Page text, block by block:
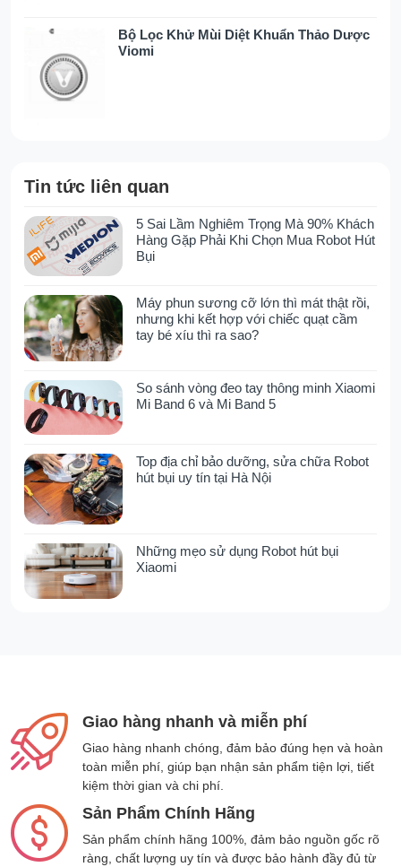
Bộ Lọc Khử Mùi Diệt Khuẩn Thảo Dược
Viomi
Tin tức liên quan
5 Sai Lầm Nghiêm Trọng Mà 90% Khách
Hàng Gặp Phải Khi Chọn Mua Robot Hút
Bụi
Máy phun sương cỡ lớn thì mát thật rồi,
nhưng khi kết hợp với chiếc quạt cầm
tay bé xíu thì ra sao?
So sánh vòng đeo tay thông minh Xiaomi
Mi Band 6 và Mi Band 5
Top địa chỉ bảo dưỡng, sửa chữa Robot
hút bụi uy tín tại Hà Nội
Những mẹo sử dụng Robot hút bụi
Xiaomi
Giao hàng nhanh và miễn phí
Giao hàng nhanh chóng, đảm bảo đúng hẹn và hoàn
toàn miễn phí, giúp bạn nhận sản phẩm tiện lợi, tiết
kiệm thời gian và chi phí.
Sản Phẩm Chính Hãng
Sản phẩm chính hãng 100%, đảm bảo nguồn gốc rõ
ràng, chất lượng uy tín và được bảo hành đầy đủ từ